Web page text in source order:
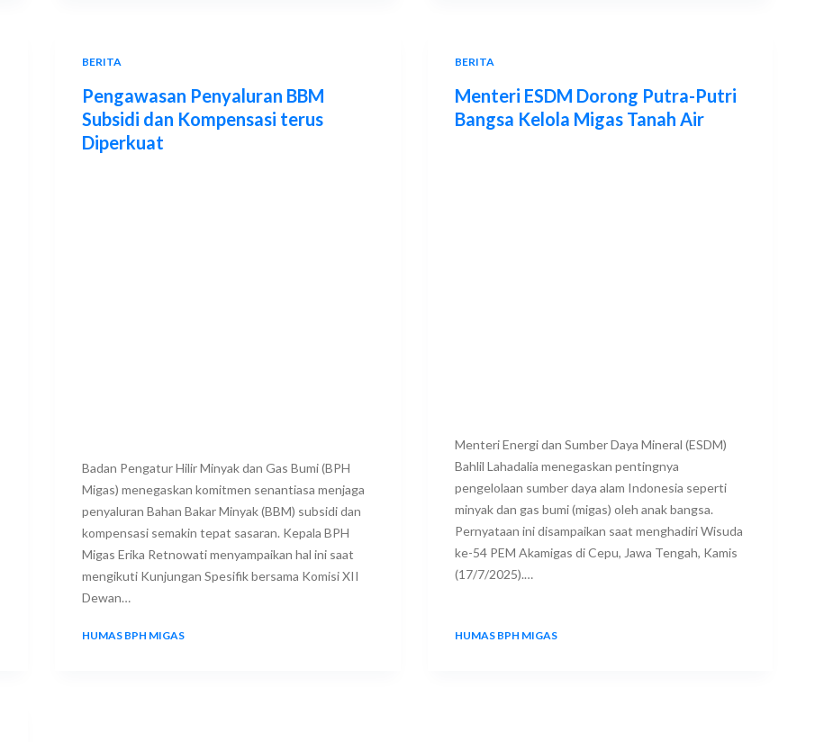
BERITA
Pengawasan Penyaluran BBM
Subsidi dan Kompensasi terus
Diperkuat
Badan Pengatur Hilir Minyak dan Gas Bumi (BPH
Migas) menegaskan komitmen senantiasa menjaga
penyaluran Bahan Bakar Minyak (BBM) subsidi dan
kompensasi semakin tepat sasaran. Kepala BPH
Migas Erika Retnowati menyampaikan hal ini saat
mengikuti Kunjungan Spesifik bersama Komisi XII
Dewan…
HUMAS BPH MIGAS
BERITA
Menteri ESDM Dorong Putra-Putri
Bangsa Kelola Migas Tanah Air
Menteri Energi dan Sumber Daya Mineral (ESDM)
Bahlil Lahadalia menegaskan pentingnya
pengelolaan sumber daya alam Indonesia seperti
minyak dan gas bumi (migas) oleh anak bangsa.
Pernyataan ini disampaikan saat menghadiri Wisuda
ke-54 PEM Akamigas di Cepu, Jawa Tengah, Kamis
(17/7/2025).…
HUMAS BPH MIGAS